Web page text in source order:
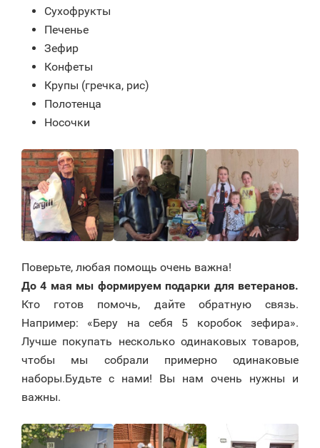
Сухофрукты
Печенье
Зефир
Конфеты
Крупы (гречка, рис)
Полотенца
Носочки
Поверьте, любая помощь очень важна!
До 4 мая мы формируем подарки для ветеранов.
Кто готов помочь, дайте обратную связь.
Например: «Беру на себя 5 коробок зефира».
Лучше покупать несколько одинаковых товаров,
чтобы мы собрали примерно одинаковые
наборы.Будьте с нами! Вы нам очень нужны и
важны.